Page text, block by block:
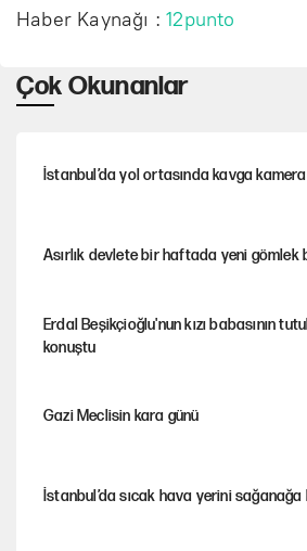
Haber Kaynağı :12punto
Çok Okunanlar
İstanbul’da yol ortasında kavga
Asırlık devlete bir haftada yeni gömlek
Erdal Beşikçioğlu'nun kızı babasının
konuştu
Gazi Meclisin kara günü
İstanbul’da sıcak hava yerini sağanağa